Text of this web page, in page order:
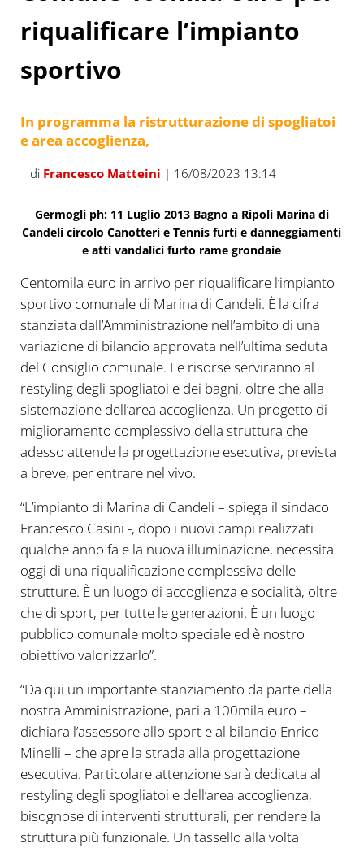
riqualificare l’impianto
sportivo
In programma la ristrutturazione di spogliatoi
e area accoglienza,
di Francesco Matteini | 16/08/2023 13:14
Germogli ph: 11 Luglio 2013 Bagno a Ripoli Marina di
Candeli circolo Canotteri e Tennis furti e danneggiamenti
e atti vandalici furto rame grondaie
Centomila euro in arrivo per riqualificare l’impianto
sportivo comunale di Marina di Candeli. È la cifra
stanziata dall’Amministrazione nell’ambito di una
variazione di bilancio approvata nell’ultima seduta
del Consiglio comunale. Le risorse serviranno al
restyling degli spogliatoi e dei bagni, oltre che alla
sistemazione dell’area accoglienza. Un progetto di
miglioramento complessivo della struttura che
adesso attende la progettazione esecutiva, prevista
a breve, per entrare nel vivo.
“L’impianto di Marina di Candeli – spiega il sindaco
Francesco Casini -, dopo i nuovi campi realizzati
qualche anno fa e la nuova illuminazione, necessita
oggi di una riqualificazione complessiva delle
strutture. È un luogo di accoglienza e socialità, oltre
che di sport, per tutte le generazioni. È un luogo
pubblico comunale molto speciale ed è nostro
obiettivo valorizzarlo”.
“Da qui un importante stanziamento da parte della
nostra Amministrazione, pari a 100mila euro –
dichiara l’assessore allo sport e al bilancio Enrico
Minelli – che apre la strada alla progettazione
esecutiva. Particolare attenzione sarà dedicata al
restyling degli spogliatoi e dell’area accoglienza,
bisognose di interventi strutturali, per rendere la
struttura più funzionale. Un tassello alla volta